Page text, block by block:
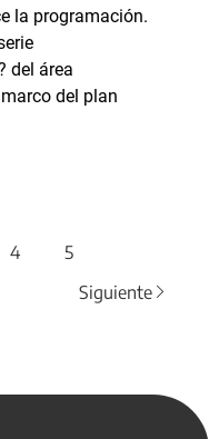
la programación.
del área
del plan
4
5
Siguiente